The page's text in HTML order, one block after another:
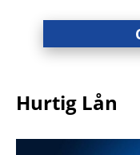
Hurtig Lån